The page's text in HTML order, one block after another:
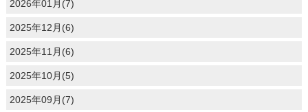
2026年01月(7)
2025年12月(6)
2025年11月(6)
2025年10月(5)
2025年09月(7)